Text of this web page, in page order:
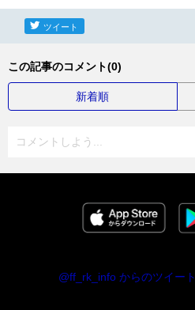
ツイート
この記事のコメント(0)
新着順
コメントしよう...
@ff_rk_info からのツイート